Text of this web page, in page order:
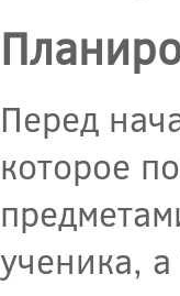
Перед
которое
ученика,